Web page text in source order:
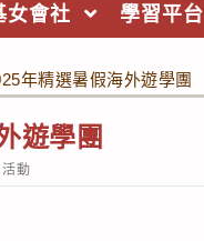
女會社 學習平台
年精選暑假海外遊學團
遊學團
動